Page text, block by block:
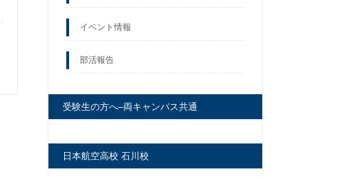
イベント情報
部活報告
受験生の方へ–両キャンパス共通
日本航空高校 石川校